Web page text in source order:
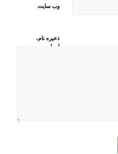
وب‌ سایت
ذخیره نام،
ایمیل و